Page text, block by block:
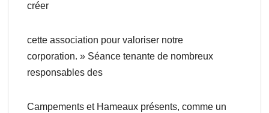
créer
cette association pour valoriser notre
corporation. » Séance tenante de nombreux
responsables des
Campements et Hameaux présents, comme un